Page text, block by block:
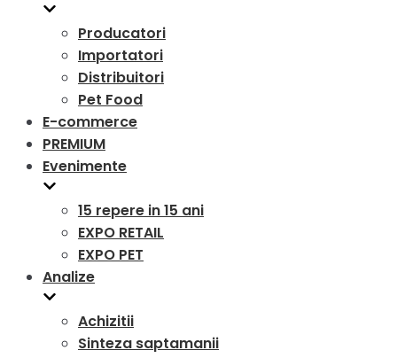
Producatori
Importatori
Distribuitori
Pet Food
E-commerce
PREMIUM
Evenimente
15 repere in 15 ani
EXPO RETAIL
EXPO PET
Analize
Achizitii
Sinteza saptamanii